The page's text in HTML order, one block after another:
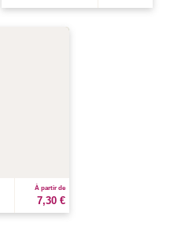
À partir de
7,30 €